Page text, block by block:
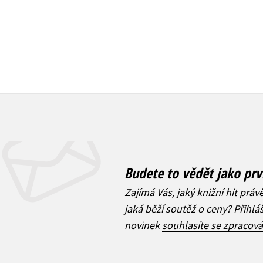
Budete to vědět jako
Zajímá Vás, jaký knižní hit
jaká běží soutěž o ceny?
novineksouhlasíte se